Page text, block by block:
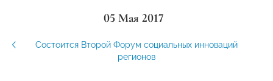
05 Мая 2017
Состоится Второй Форум социальных инноваций
регионов